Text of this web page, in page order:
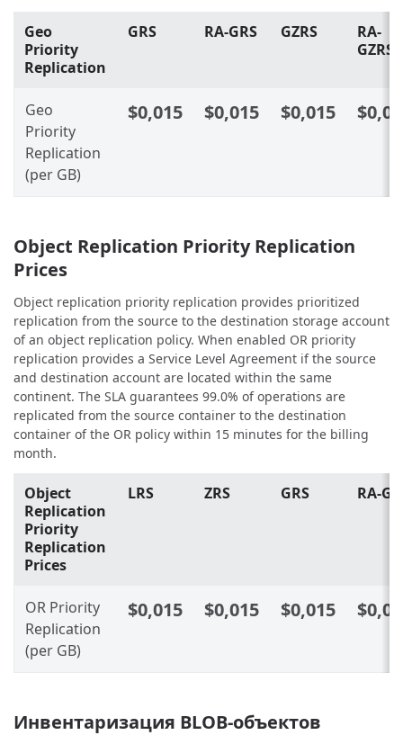
Geo
Priority
Replication
GRS RA-GRS GZRS
RA-
GZRS
Geo
Priority
Replication
(per GB)
$0,015 $0,015 $0,015
Object Replication Priority Replication
Prices
Object replication priority replication provides prioritized
replication from the source to the destination storage account
of an object replication policy. When enabled OR priority
replication provides a Service Level Agreement if the source
and destination account are located within the same
continent. The SLA guarantees 99.0% of operations are
replicated from the source container to the destination
container of the OR policy within 15 minutes for the billing
month.
Object
Replication
Priority
Replication
Prices
LRS ZRS GRS RA-
OR Priority
Replication
(per GB)
$0,015 $0,015 $0,015
Инвентаризация BLOB-объектов